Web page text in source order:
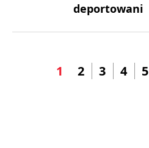
deportowani
1 2 3 4 5